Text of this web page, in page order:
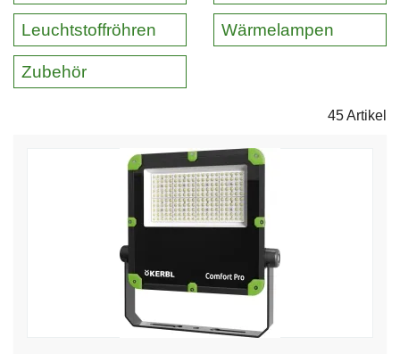
Leuchtstoffröhren Wärmelampen
Zubehör
45 Artikel